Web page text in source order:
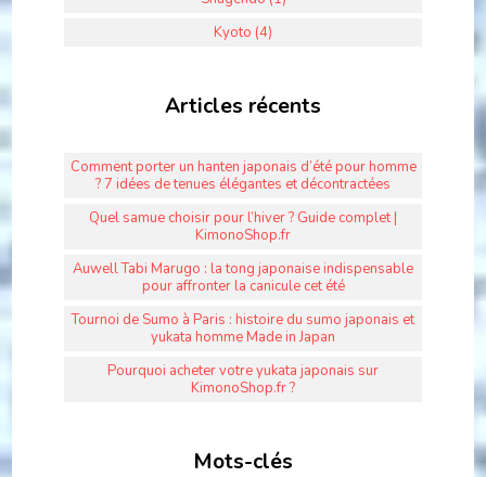
Kyoto (4)
Articles récents
Comment porter un hanten japonais d’été pour homme
? 7 idées de tenues élégantes et décontractées
Quel samue choisir pour l’hiver ? Guide complet |
KimonoShop.fr
Auwell Tabi Marugo : la tong japonaise indispensable
pour affronter la canicule cet été
Tournoi de Sumo à Paris : histoire du sumo japonais et
yukata homme Made in Japan
Pourquoi acheter votre yukata japonais sur
KimonoShop.fr ?
Mots-clés